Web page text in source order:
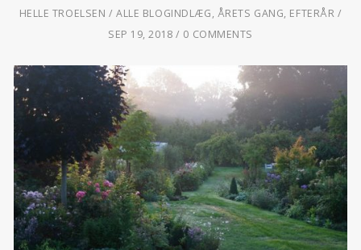
HELLE TROELSEN ALLE BLOGINDLÆG, ÅRETS GANG, EFTERÅR
SEP 19, 2018
0 COMMENTS